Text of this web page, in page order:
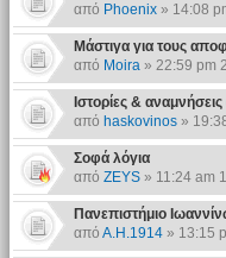
από Phoenix» 14:08
Μάστιγα για τους
από Moira» 22:59 pm
Ιστορίες &
από haskovinos»
Σοφά λόγια
από ZEYS» 11:24 am
Πανεπιστήμιο
από Α.Η.1914» 13:15